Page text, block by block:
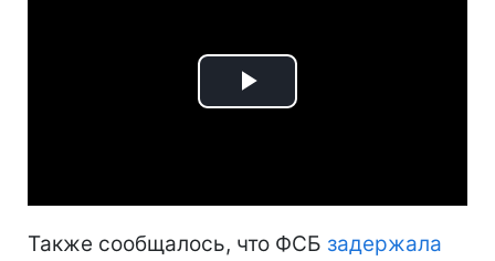
Play
Также сообщалось, что ФСБ задержала